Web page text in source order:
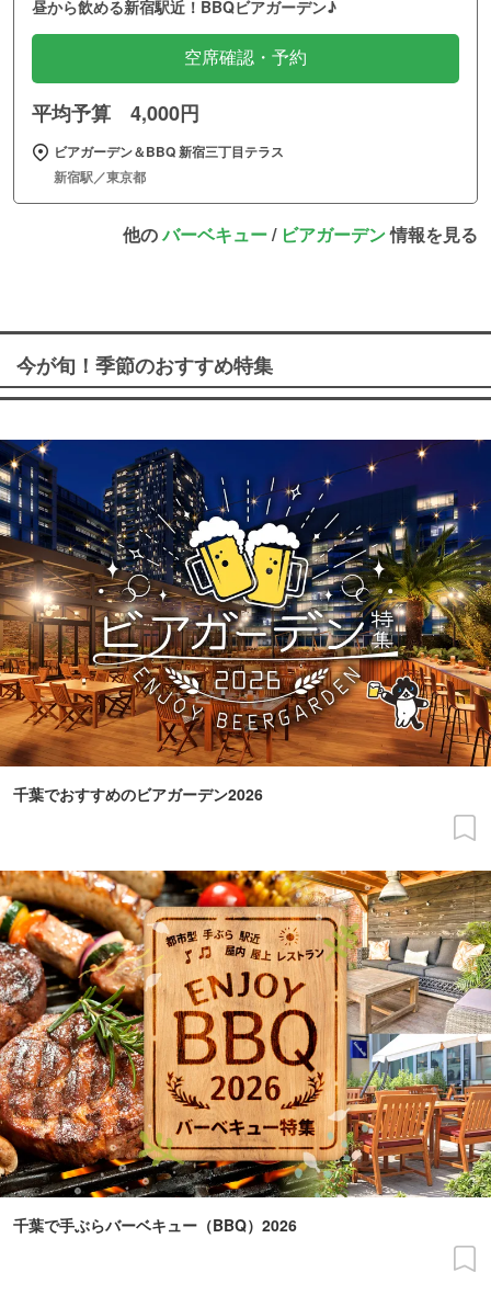
昼から飲める新宿駅近！BBQビアガーデン♪
空席確認・予約
平均予算 4,000円
ビアガーデン＆BBQ 新宿三丁目テラス
新宿駅／東京都
他のバーベキュー/ ビアガーデン情報を見る
今が旬！季節のおすすめ特集
千葉でおすすめのビアガーデン2026
千葉で手ぶらバーベキュー（BBQ）2026